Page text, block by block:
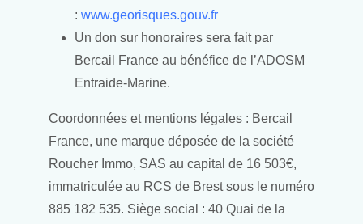
: www.georisques.gouv.fr
Un don sur honoraires sera fait par
Bercail France au bénéfice de l’ADOSM
Entraide-Marine.
Coordonnées et mentions légales : Bercail
France, une marque déposée de la société
Roucher Immo, SAS au capital de 16 503€,
immatriculée au RCS de Brest sous le numéro
885 182 535. Siège social : 40 Quai de la